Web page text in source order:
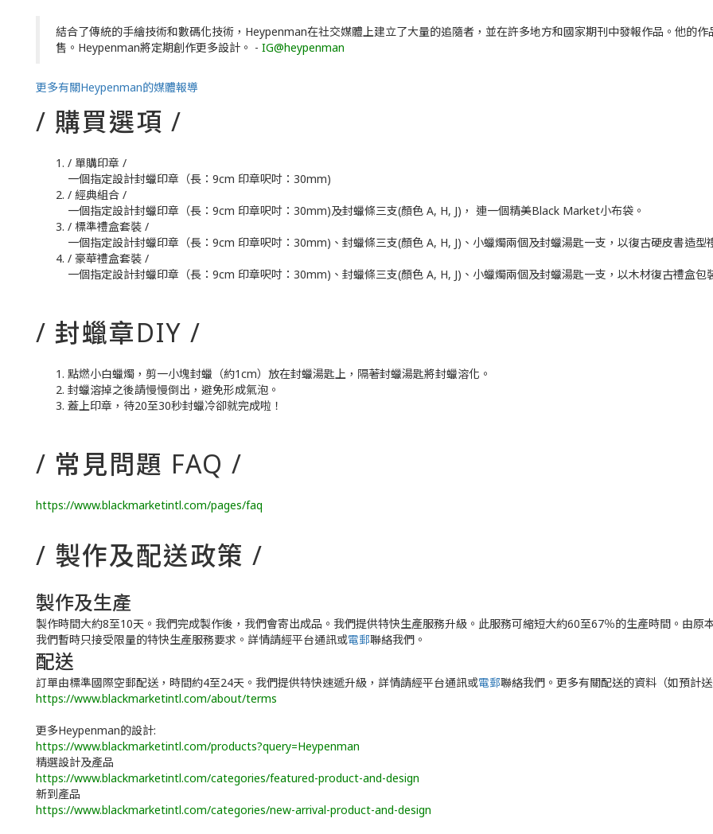
結合了傳統的手繪技術和數碼化技術，Heypenman在社交媒體上建立了大量的追隨者，並在許多地方和國家期刊中發報作品。他的
售。Heypenman將定期創作更多設計。 - IG@heypenman
更多有關Heypenman的媒體報導
/ 購買選項 /
/ 單購印章 /
一個指定設計封蠟印章（長：9cm 印章呎吋：30mm)
/ 經典組合 /
一個指定設計封蠟印章（長：9cm 印章呎吋：30mm)及封蠟條三支(顏色 A, H, J)， 連一個精美Black Market小布袋。
/ 標準禮盒套裝 /
一個指定設計封蠟印章（長：9cm 印章呎吋：30mm)、封蠟條三支(顏色 A, H, J)、小蠟燭兩個及封蠟湯匙一支，以復古硬皮書造型
/ 豪華禮盒套裝 /
一個指定設計封蠟印章（長：9cm 印章呎吋：30mm)、封蠟條三支(顏色 A, H, J)、小蠟燭兩個及封蠟湯匙一支，以木材復古禮盒包
/ 封蠟章DIY /
點燃小白蠟燭，剪一小塊封蠟（約1cm）放在封蠟湯匙上，隔著封蠟湯匙將封蠟溶化。
封蠟溶掉之後請慢慢倒出，避免形成氣泡。
蓋上印章，待20至30秒封蠟冷卻就完成啦！
/ 常見問題 FAQ /
https://www.blackmarketintl.com/pages/faq
/ 製作及配送政策 /
製作及生產
製作時間大約8至10天。我們完成製作後，我們會寄出成品。我們提供特快生產服務升級。此服務可縮短大約60至67％的生產時間。由原
我們暫時只接受限量的特快生產服務要求。詳情請經平台通訊或電郵聯絡我們。
配送
訂單由標準國際空郵配送，時間約4至24天。我們提供特快速遞升級，詳情請經平台通訊或電郵聯絡我們。更多有關配送的資料（如預計
https://www.blackmarketintl.com/about/terms
更多Heypenman的設計:
https://www.blackmarketintl.com/products?query=Heypenman
精選設計及產品
https://www.blackmarketintl.com/categories/featured-product-and-design
新到產品
https://www.blackmarketintl.com/categories/new-arrival-product-and-design